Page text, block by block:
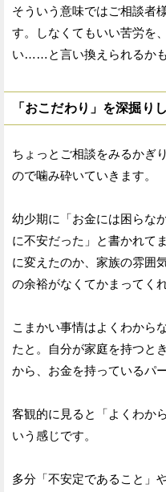
そういう意味ではご相談者
す。しなくてもいい苦労を
い……と言い換えられるかも
「おこだわり」を深掘り
ちょっとご相談をみるかぎ
ので噛み砕いていきます。
幼少期に「お金には困らな
に不安だった」と書かれて
に変えたのか、家族の雰囲
の余裕がなくてかまってく
こまかい事情はよくわから
たと。自分が家庭を持つと
から、お金を持っているパ
客観的に見ると「よくわか
いう感じです。
多分「不安定であること」